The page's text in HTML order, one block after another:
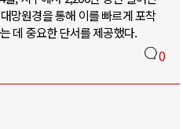
망원경을 통해 이를 빠르게 포착
데 중요한 단서를 제공했다.
0